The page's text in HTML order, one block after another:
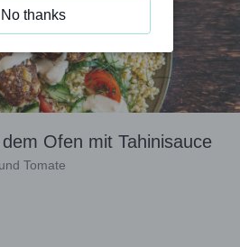
Ofen mit Tahinisauce
Tomate
No thanks